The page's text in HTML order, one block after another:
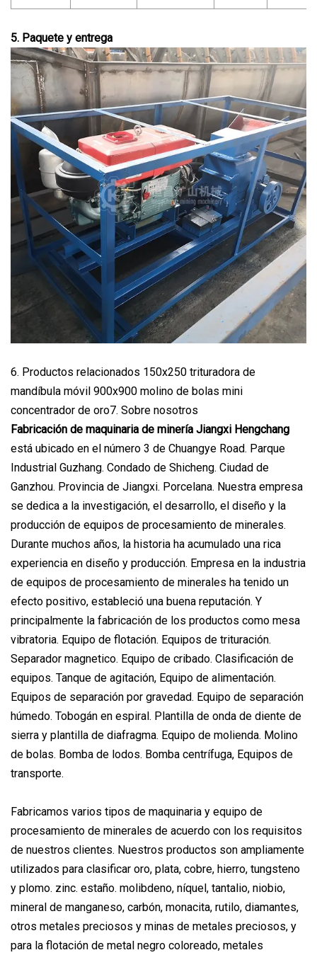
5. Paquete y entrega
6. Productos relacionados 150x250 trituradora de
mandíbula móvil 900x900 molino de bolas mini
concentrador de oro7. Sobre nosotros
Fabricación de maquinaria de minería Jiangxi Hengchang
está ubicado en el número 3 de Chuangye Road. Parque
Industrial Guzhang. Condado de Shicheng. Ciudad de
Ganzhou. Provincia de Jiangxi. Porcelana. Nuestra empresa
se dedica a la investigación, el desarrollo, el diseño y la
producción de equipos de procesamiento de minerales.
Durante muchos años, la historia ha acumulado una rica
experiencia en diseño y producción. Empresa en la industria
de equipos de procesamiento de minerales ha tenido un
efecto positivo, estableció una buena reputación. Y
principalmente la fabricación de los productos como mesa
vibratoria. Equipo de flotación. Equipos de trituración.
Separador magnetico. Equipo de cribado. Clasificación de
equipos. Tanque de agitación, Equipo de alimentación.
Equipos de separación por gravedad. Equipo de separación
húmedo. Tobogán en espiral. Plantilla de onda de diente de
sierra y plantilla de diafragma. Equipo de molienda. Molino
de bolas. Bomba de lodos. Bomba centrífuga, Equipos de
transporte.
Fabricamos varios tipos de maquinaria y equipo de
procesamiento de minerales de acuerdo con los requisitos
de nuestros clientes. Nuestros productos son ampliamente
utilizados para clasificar oro, plata, cobre, hierro, tungsteno
y plomo. zinc. estaño. molibdeno, níquel, tantalio, niobio,
mineral de manganeso, carbón, monacita, rutilo, diamantes,
otros metales preciosos y minas de metales preciosos, y
para la flotación de metal negro coloreado, metales